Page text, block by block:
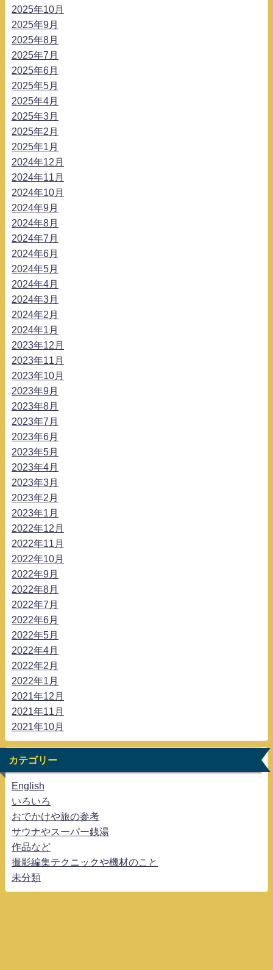
2025年10月
2025年9月
2025年8月
2025年7月
2025年6月
2025年5月
2025年4月
2025年3月
2025年2月
2025年1月
2024年12月
2024年11月
2024年10月
2024年9月
2024年8月
2024年7月
2024年6月
2024年5月
2024年4月
2024年3月
2024年2月
2024年1月
2023年12月
2023年11月
2023年10月
2023年9月
2023年8月
2023年7月
2023年6月
2023年5月
2023年4月
2023年3月
2023年2月
2023年1月
2022年12月
2022年11月
2022年10月
2022年9月
2022年8月
2022年7月
2022年6月
2022年5月
2022年4月
2022年2月
2022年1月
2021年12月
2021年11月
2021年10月
カテゴリー
English
いろいろ
おでかけや旅の参考
サウナやスーパー銭湯
作品など
撮影編集テクニックや機材のこと
未分類